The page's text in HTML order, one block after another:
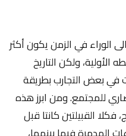
الوراء في الزمن يكون أكثر
الأولية، ولكن التاريخ
في بعض التجارب بطريقة
للمجتمع. ومن ابرز هذه
فكلا القبيلتين كانتا قبل